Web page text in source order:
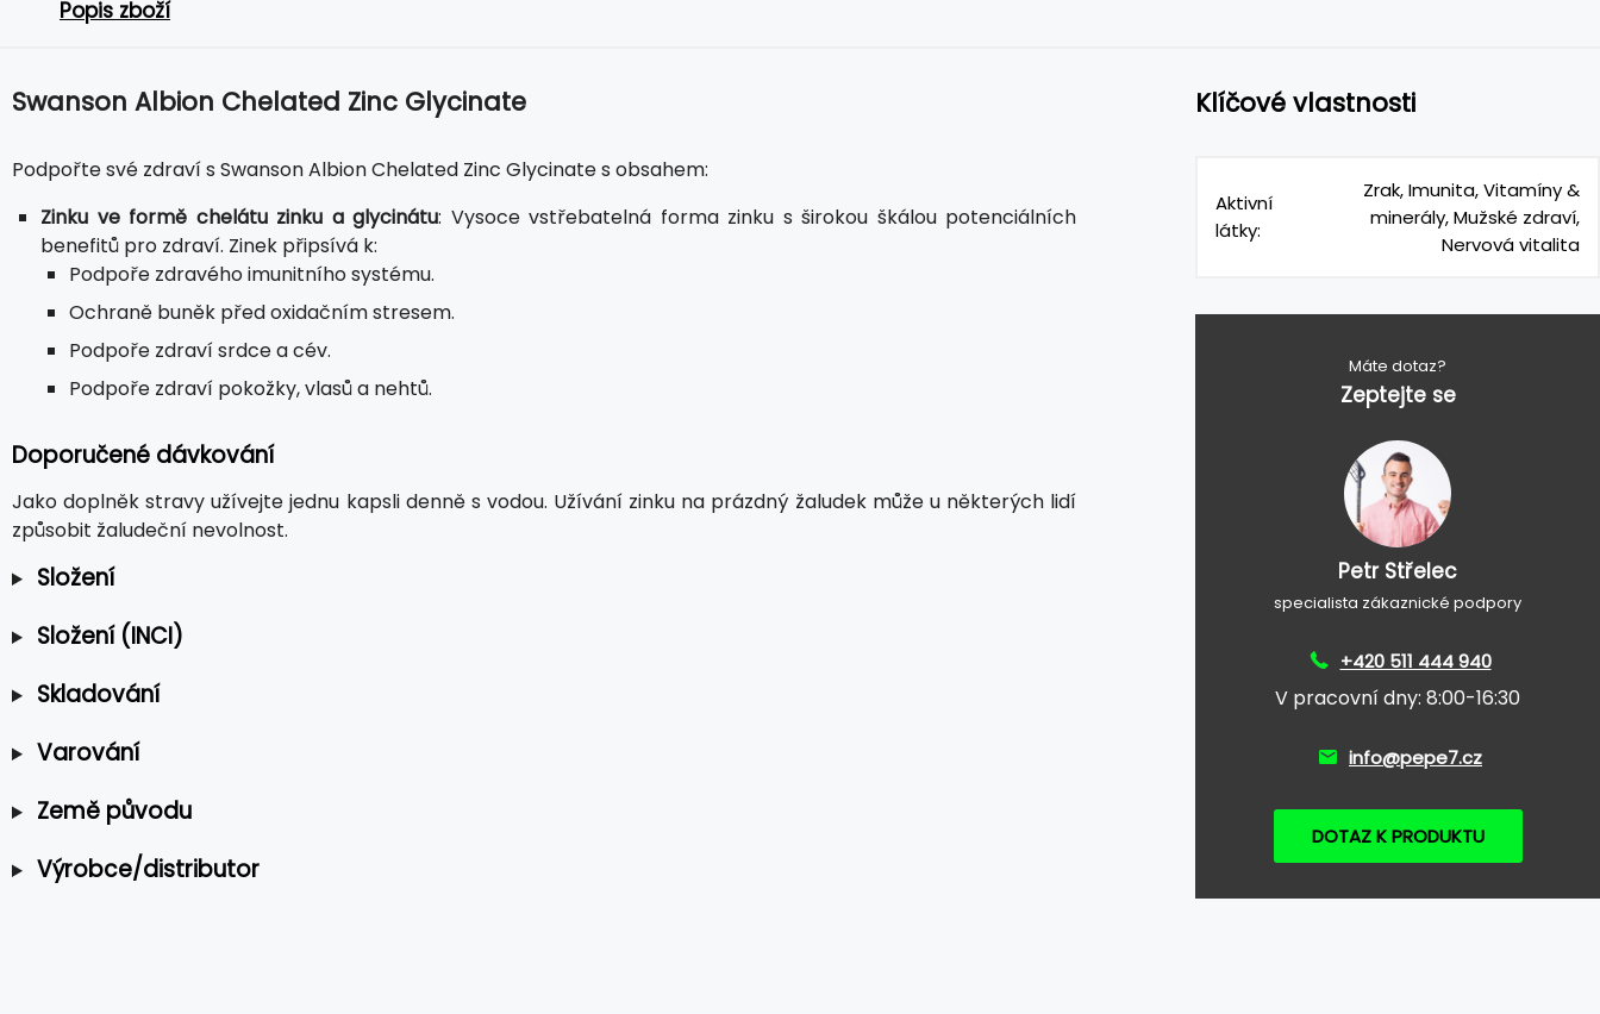
Popis zboží
Swanson Albion Chelated Zinc Glycinate
Podpořte své zdraví s Swanson Albion Chelated Zinc Glycinate s obsahem:
Zinku ve formě chelátu zinku a glycinátu: Vysoce vstřebatelná forma zinku s širokou škálou potenciálních
benefitů pro zdraví. Zinek připsívá k:
Podpoře zdravého imunitního systému.
Ochraně buněk před oxidačním stresem.
Podpoře zdraví srdce a cév.
Podpoře zdraví pokožky, vlasů a nehtů.
Doporučené dávkování
Jako doplněk stravy užívejte jednu kapsli denně s vodou. Užívání zinku na prázdný žaludek může u některých lidí
způsobit žaludeční nevolnost.
Složení
Složení (INCI)
Skladování
Varování
Země původu
Výrobce/distributor
Klíčové vlastnosti
Aktivní
látky:
Zrak, Imunita, Vitamíny &
minerály, Mužské zdraví,
Nervová vitalita
Máte dotaz?
Zeptejte se
Petr Střelec
specialista zákaznické podpory
+420 511 444 940
V pracovní dny: 8:00-16:30
info@pepe7.cz
DOTAZ K PRODUKTU